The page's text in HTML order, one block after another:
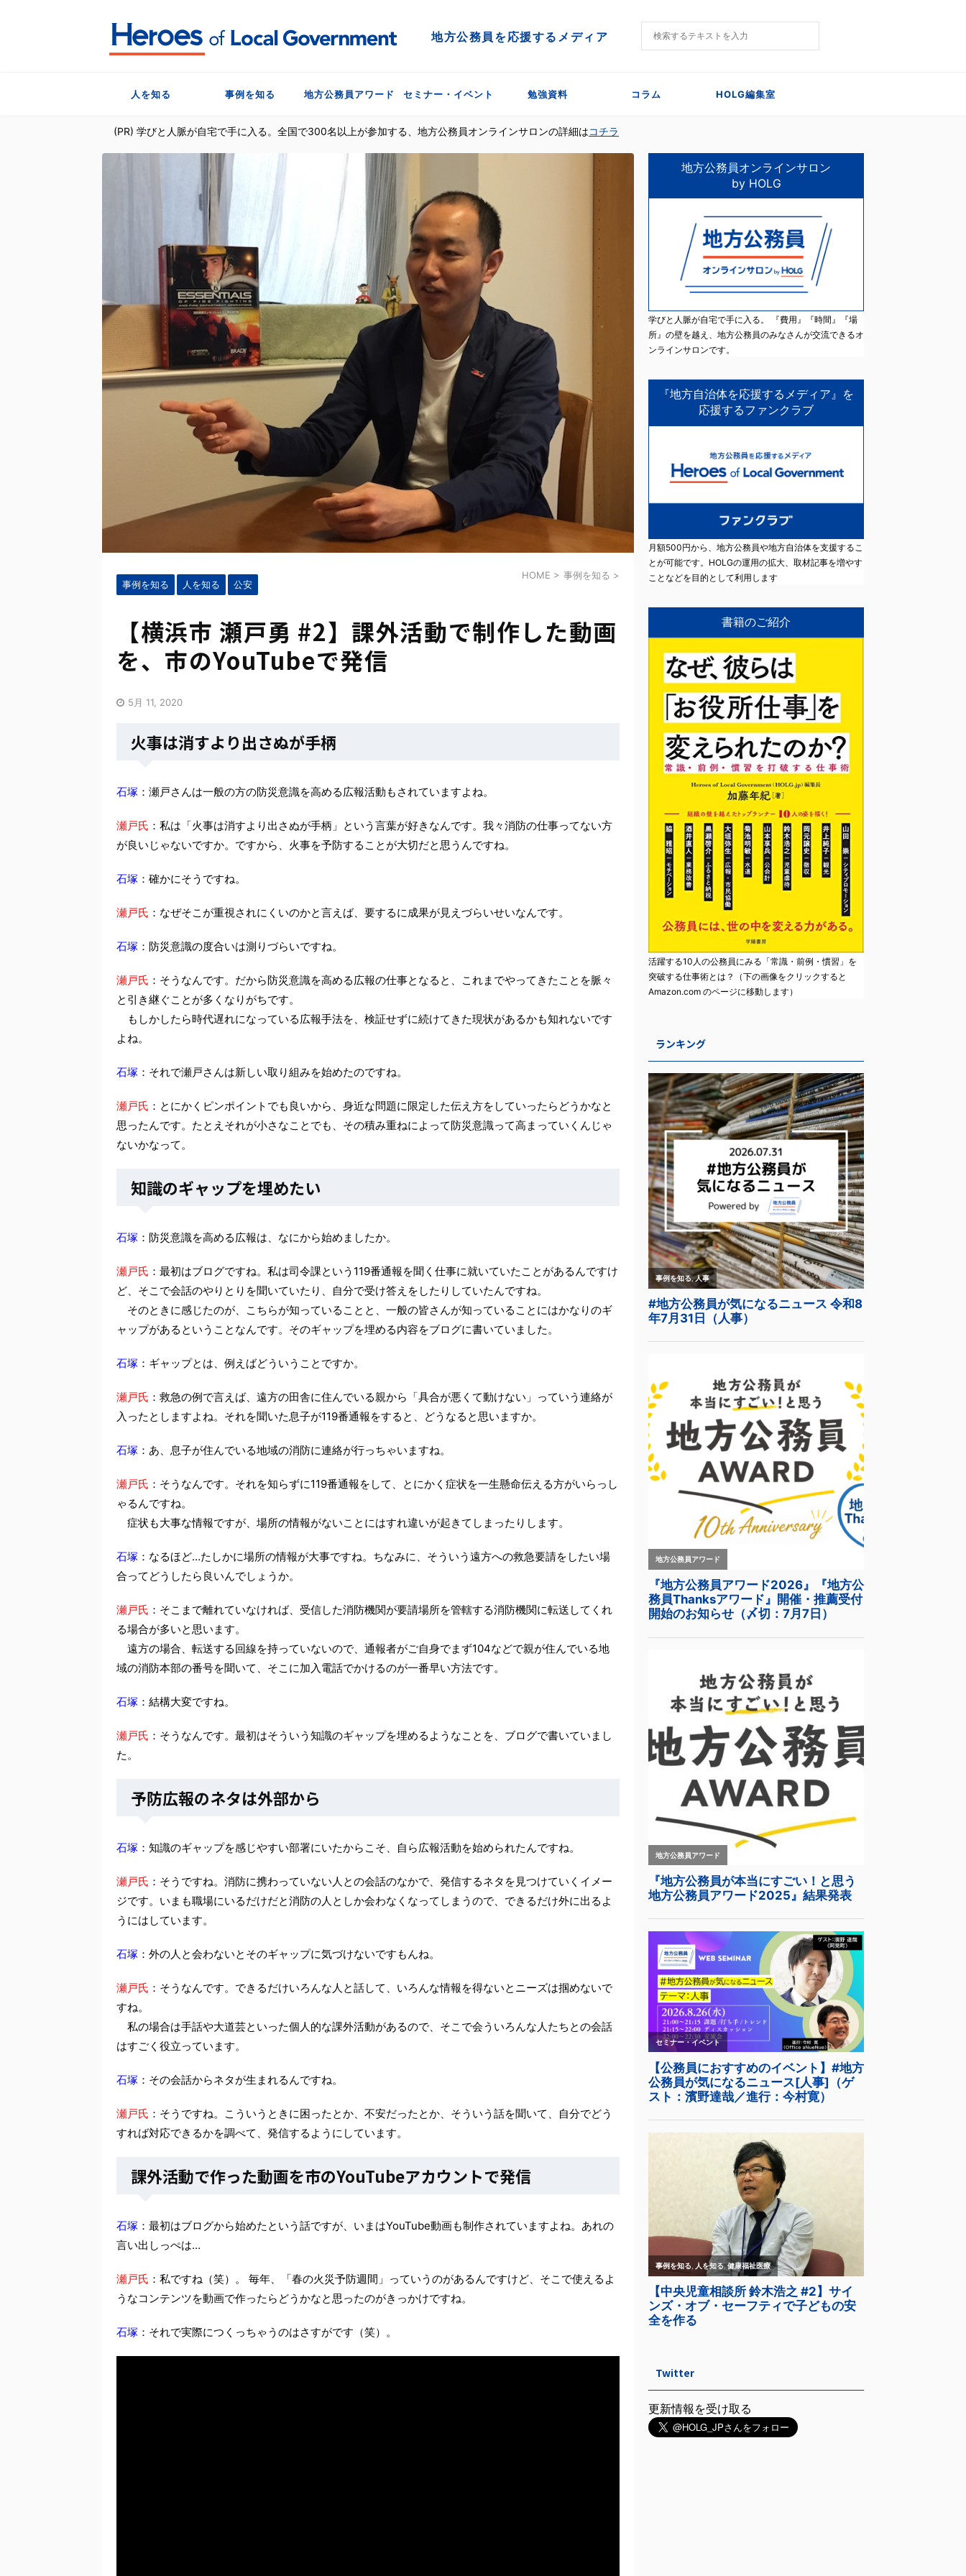
地方公務員を応援するメディア
人を知る 事例を知る 地方公務員アワード セミナー・イベント 勉強資料 コラム HOLG編集室
(PR) 学びと人脈が自宅で手に入る。全国で300名以上が参加する、地方公務員オンラインサロンの詳細はコチラ
HOME > 事例を知る >
事例を知る
人を知る 公安
【横浜市 瀬戸勇 #2】課外活動で制作した動画
を、市のYouTubeで発信
5月 11, 2020
火事は消すより出さぬが手柄
石塚 ：瀬戸さんは一般の方の防災意識を高める広報活動もされていますよね。
瀬戸氏 ：私は「火事は消すより出さぬが手柄」という言葉が好きなんです。我々消防の仕事ってない方
が良いじゃないですか。ですから、火事を予防することが大切だと思うんですね。
石塚 ：確かにそうですね。
瀬戸氏 ：なぜそこが重視されにくいのかと言えば、要するに成果が見えづらいせいなんです。
石塚 ：防災意識の度合いは測りづらいですね。
瀬戸氏 ：そうなんです。だから防災意識を高める広報の仕事となると、これまでやってきたことを脈々
と引き継ぐことが多くなりがちです。
もしかしたら時代遅れになっている広報手法を、検証せずに続けてきた現状があるかも知れないです
よね。
石塚 ：それで瀬戸さんは新しい取り組みを始めたのですね。
瀬戸氏 ：とにかくピンポイントでも良いから、身近な問題に限定した伝え方をしていったらどうかなと
思ったんです。たとえそれが小さなことでも、その積み重ねによって防災意識って高まっていくんじゃ
ないかなって。
知識のギャップを埋めたい
石塚 ：防災意識を高める広報は、なにから始めましたか。
瀬戸氏 ：最初はブログですね。私は司令課という119番通報を聞く仕事に就いていたことがあるんですけ
ど、そこで会話のやりとりを聞いていたり、自分で受け答えをしたりしていたんですね。
そのときに感じたのが、こちらが知っていることと、一般の皆さんが知っていることにはかなりのギ
ャップがあるということなんです。そのギャップを埋める内容をブログに書いていました。
石塚 ：ギャップとは、例えばどういうことですか。
瀬戸氏 ：救急の例で言えば、遠方の田舎に住んでいる親から「具合が悪くて動けない」っていう連絡が
入ったとしますよね。それを聞いた息子が119番通報をすると、どうなると思いますか。
石塚 ：あ、息子が住んでいる地域の消防に連絡が行っちゃいますね。
瀬戸氏 ：そうなんです。それを知らずに119番通報をして、とにかく症状を一生懸命伝える方がいらっし
ゃるんですね。
症状も大事な情報ですが、場所の情報がないことにはすれ違いが起きてしまったりします。
石塚 ：なるほど…たしかに場所の情報が大事ですね。ちなみに、そういう遠方への救急要請をしたい場
合ってどうしたら良いんでしょうか。
瀬戸氏 ：そこまで離れていなければ、受信した消防機関が要請場所を管轄する消防機関に転送してくれ
る場合が多いと思います。
遠方の場合、転送する回線を持っていないので、通報者がご自身でまず104などで親が住んでいる地
域の消防本部の番号を聞いて、そこに加入電話でかけるのが一番早い方法です。
石塚 ：結構大変ですね。
瀬戸氏 ：そうなんです。最初はそういう知識のギャップを埋めるようなことを、ブログで書いていまし
た。
予防広報のネタは外部から
石塚 ：知識のギャップを感じやすい部署にいたからこそ、自ら広報活動を始められたんですね。
瀬戸氏 ：そうですね。消防に携わっていない人との会話のなかで、発信するネタを見つけていくイメー
ジです。いまも職場にいるだけだと消防の人としか会わなくなってしまうので、できるだけ外に出るよ
うにはしています。
石塚 ：外の人と会わないとそのギャップに気づけないですもんね。
瀬戸氏 ：そうなんです。できるだけいろんな人と話して、いろんな情報を得ないとニーズは掴めないで
すね。
私の場合は手話や大道芸といった個人的な課外活動があるので、そこで会ういろんな人たちとの会話
はすごく役立っています。
石塚 ：その会話からネタが生まれるんですね。
瀬戸氏 ：そうですね。こういうときに困ったとか、不安だったとか、そういう話を聞いて、自分でどう
すれば対応できるかを調べて、発信するようにしています。
課外活動で作った動画を市のYouTubeアカウントで発信
石塚 ：最初はブログから始めたという話ですが、いまはYouTube動画も制作されていますよね。あれの
言い出しっぺは…
瀬戸氏 ：私ですね（笑）。 毎年、「春の火災予防週間」っていうのがあるんですけど、そこで使えるよ
うなコンテンツを動画で作ったらどうかなと思ったのがきっかけですね。
石塚 ：それで実際につくっちゃうのはさすがです（笑）。
地方公務員オンラインサロン
by HOLG
学びと人脈が自宅で手に入る。 『費用』『時間』『場
所』の壁を越え、地方公務員のみなさんが交流できるオ
ンラインサロンです。
『地方自治体を応援するメディア』を
応援するファンクラブ
月額500円から、地方公務員や地方自治体を支援するこ
とが可能です。HOLGの運用の拡大、取材記事を増やす
ことなどを目的として利用します
書籍のご紹介
活躍する10人の公務員にみる「常識・前例・慣習」を
突破する仕事術とは？（下の画像をクリックすると
Amazon.com のページに移動します）
ランキング
Twitter
更新情報を受け取る